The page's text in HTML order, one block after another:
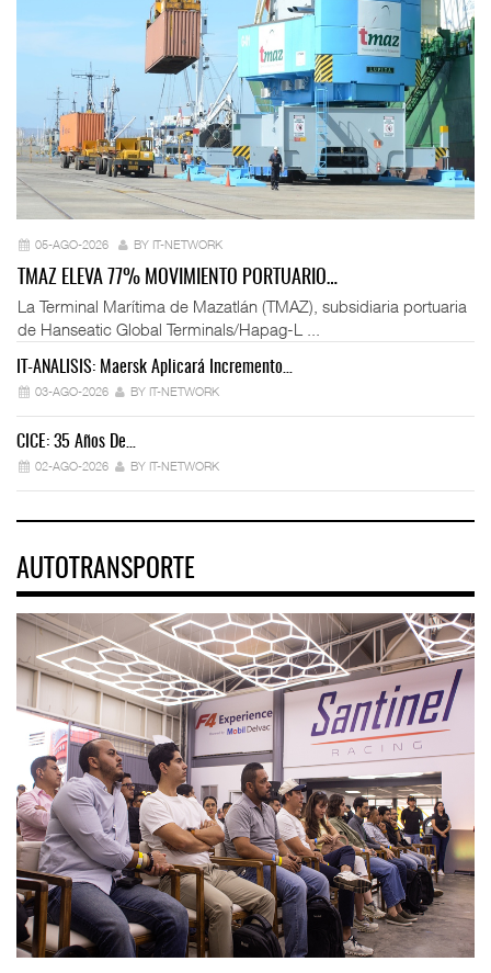
05-AGO-2026 BY IT-NETWORK
TMAZ ELEVA 77% MOVIMIENTO PORTUARIO…
La Terminal Marítima de Mazatlán (TMAZ), subsidiaria portuaria
de Hanseatic Global Terminals/Hapag-L ...
IT-ANÁLISIS: Maersk Aplicará Incremento…
03-AGO-2026 BY IT-NETWORK
CICE: 35 Años De…
02-AGO-2026 BY IT-NETWORK
AUTOTRANSPORTE